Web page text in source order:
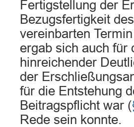
Fertigstellung der
Bezugsfertigkeit
vereinbarten
ergab sich auch für
hinreichender
der
für die Entstehung
Beitragspflicht war (
Rede sein konnte.